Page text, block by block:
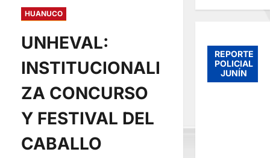
HUANUCO
UNHEVAL:
INSTITUCIONALI
ZA CONCURSO
Y FESTIVAL DEL
CABALLO
REPORTE
POLICIAL
JUNÍN